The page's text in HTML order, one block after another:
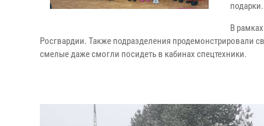
подарки.
В
Росгвардии. Также подразделения продемонстрировали
смелые даже смогли посидеть в кабинах спецтехники.